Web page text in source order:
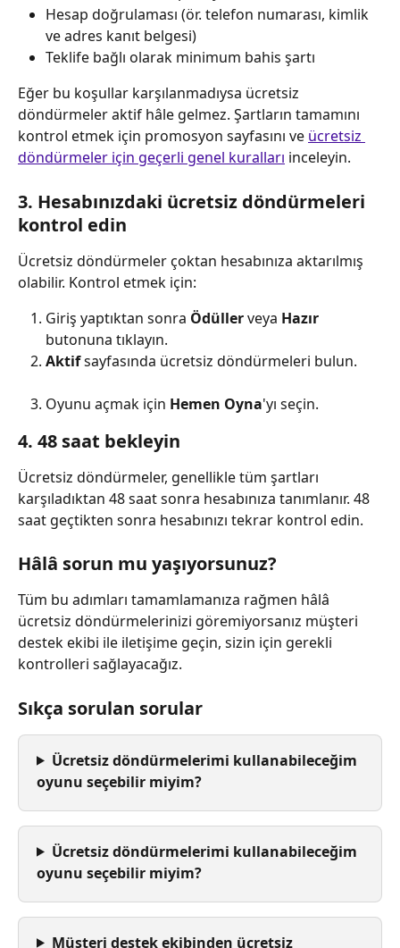
Hesap doğrulaması (ör. telefon numarası, kimlik
ve adres kanıt belgesi)
Teklife bağlı olarak minimum bahis şartı
Eğer bu koşullar karşılanmadıysa ücretsiz
döndürmeler aktif hâle gelmez. Şartların tamamını
kontrol etmek için promosyon sayfasını ve ücretsiz
döndürmeler için geçerli genel kuralları inceleyin.
3. Hesabınızdaki ücretsiz döndürmeleri
kontrol edin
Ücretsiz döndürmeler çoktan hesabınıza aktarılmış
olabilir. Kontrol etmek için:
Giriş yaptıktan sonra Ödüller veya Hazır
butonuna tıklayın.
Aktif sayfasında ücretsiz döndürmeleri bulun.
Oyunu açmak için Hemen Oyna'yı seçin.
4. 48 saat bekleyin
Ücretsiz döndürmeler, genellikle tüm şartları
karşıladıktan 48 saat sonra hesabınıza tanımlanır. 48
saat geçtikten sonra hesabınızı tekrar kontrol edin.
Hâlâ sorun mu yaşıyorsunuz?
Tüm bu adımları tamamlamanıza rağmen hâlâ
ücretsiz döndürmelerinizi göremiyorsanız müşteri
destek ekibi ile iletişime geçin, sizin için gerekli
kontrolleri sağlayacağız.
Sıkça sorulan sorular
Ücretsiz döndürmelerimi kullanabileceğim
oyunu seçebilir miyim?
Ücretsiz döndürmelerimi kullanabileceğim
oyunu seçebilir miyim?
Müşteri destek ekibinden ücretsiz